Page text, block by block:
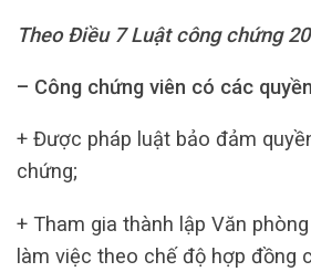
Theo Điều 7 Luật công chứng
– Công chứng viên có các
+ Được pháp luật bảo đảm
chứng;
+ Tham gia thành lập Văn
làm việc theo chế độ hợp đồng